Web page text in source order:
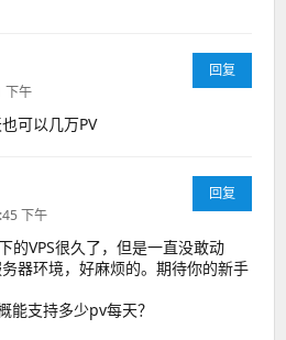
下午
可以几万PV
回复
下午
的VPS很久了，但是一直没敢动
器环境，好麻烦的。期待你的新手
能支持多少pv每天？
回复